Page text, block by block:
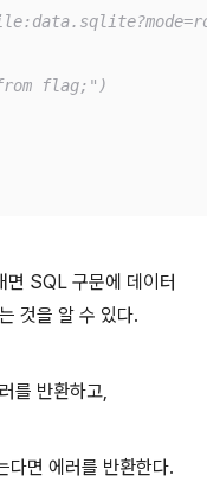
flag;")
SQL 구문에 데이터
것을 알 수 있다.
를 반환하고,
면 에러를 반환한다.